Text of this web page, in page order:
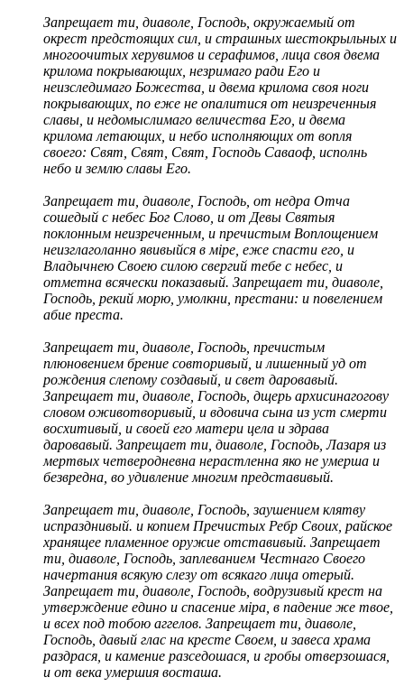
Запрещает ти, диаволе, Господь, окружаемый от
окрест предстоящих сил, и страшных шестокрыльных и
многоочитых херувимов и серафимов, лица своя двема
крилома покрывающих, незримаго ради Его и
неизследимаго Божества, и двема крилома своя ноги
покрывающих, по еже не опалитися от неизреченныя
славы, и недомыслимаго величества Его, и двема
крилома летающих, и небо исполняющих от вопля
своего: Свят, Свят, Свят, Господь Саваоф, исполнь
небо и землю славы Его.
Запрещает ти, диаволе, Господь, от недра Отча
сошедый с небес Бог Слово, и от Девы Святыя
поклонным неизреченным, и пречистым Воплощением
неизглаголанно явивыйся в мiре, еже спасти его, и
Владычнею Своею силою свергий тебе с небес, и
отметна всячески показавый. Запрещает ти, диаволе,
Господь, рекий морю, умолкни, престани: и повелением
абие преста.
Запрещает ти, диаволе, Господь, пречистым
плюновением брение совторивый, и лишенный уд от
рождения слепому создавый, и свет даровавый.
Запрещает ти, диаволе, Господь, дщерь архисинагогову
словом оживотворивый, и вдовича сына из уст смерти
восхитивый, и своей его матери цела и здрава
даровавый. Запрещает ти, диаволе, Господь, Лазаря из
мертвых четверодневна нерастленна яко не умерша и
безвредна, во удивление многим представивый.
Запрещает ти, диаволе, Господь, заушением клятву
испразднивый. и копием Пречистых Ребр Своих, райское
хранящее пламенное оружие отставивый. Запрещает
ти, диаволе, Господь, заплеванием Честнаго Своего
начертания всякую слезу от всякаго лица отерый.
Запрещает ти, диаволе, Господь, водрузивый крест на
утверждение едино и спасение мiра, в падение же твое,
и всех под тобою аггелов. Запрещает ти, диаволе,
Господь, давый глас на кресте Своем, и завеса храма
раздрася, и камение разседошася, и гробы отверзошася,
и от века умершия восташа.